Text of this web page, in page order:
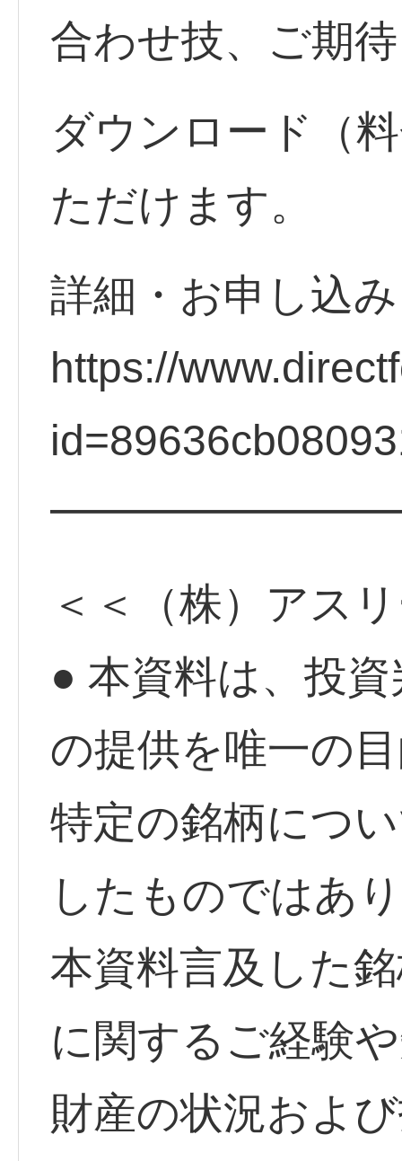
合わせ技、ご期
ダウンロード（
ただけます。
詳細・お申し
https://
＜＜（株）アス
● 本資料は、投
の提供を唯一の
特定の銘柄につ
したものではあ
本資料言及した
に関するご経験
財産の状況およ